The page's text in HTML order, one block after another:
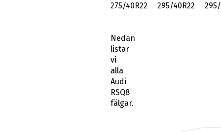
275/40R22 295/40R22 295/
Nedan
listar
vi
alla
Audi
RSQ8
fälgar.